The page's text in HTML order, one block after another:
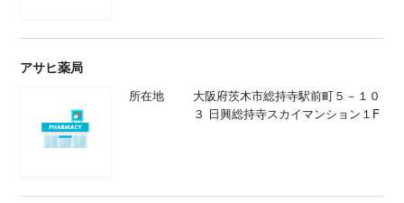
アサヒ薬局
所在地
大阪府茨木市総持寺駅前町５－１０
３ 日興総持寺スカイマンション１F